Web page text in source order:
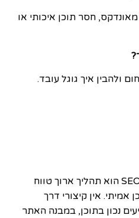
חסר תוכן איכותי או
ולהבין איך גוגל עובד.
השלב הראשון הוא להבין ש־SEO הוא תהליך ארוך טווח
אמיתי. אין קיצורי דרך
נכון בתוכן, במבנה האתר